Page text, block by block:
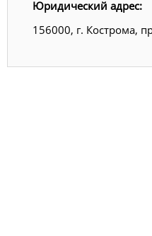
Юридический адрес:
156000, г. Кострома,